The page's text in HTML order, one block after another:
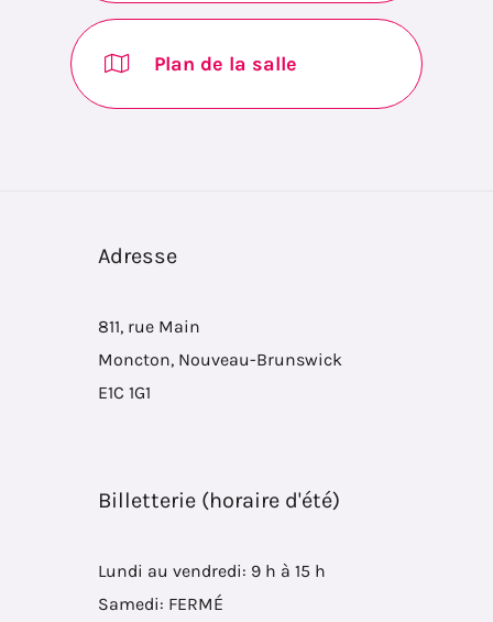
Plan de la salle
Adresse
811, rue Main
Moncton, Nouveau-Brunswick
E1C 1G1
Billetterie (horaire d'été)
Lundi au vendredi: 9 h à 15 h
Samedi: FERMÉ